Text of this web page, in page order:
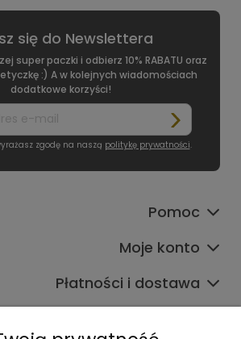
się do Newslettera
super paczki i odbierz 10% RABATU oraz
:) A w kolejnych wiadomościach
dodatkowe korzyści!
zgodę na naszą politykę prywatności.
Pomoc
Moje konto
Płatności i dostawa